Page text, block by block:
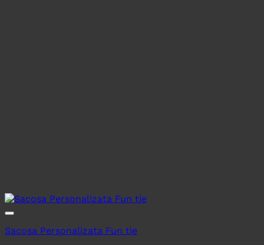
Sacosa Personalizata Fun tie